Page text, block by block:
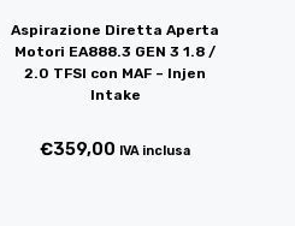
Aspirazione Diretta Aperta
Motori EA888.3 GEN 3 1.8 /
2.0 TFSI con MAF – Injen
Intake
€359,00 IVA inclusa